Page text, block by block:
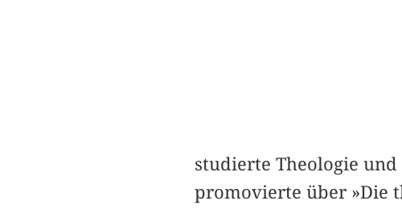
studierte Theologie
promovierte über »Die